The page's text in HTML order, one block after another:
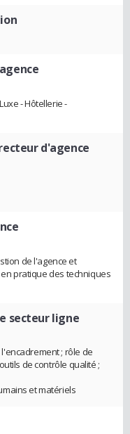
- Hôtellerie -
d'agence
de l'agence et
pratique des techniques
secteur ligne
l'encadrement ; rôle de
de contrôle qualité ;
et matériels